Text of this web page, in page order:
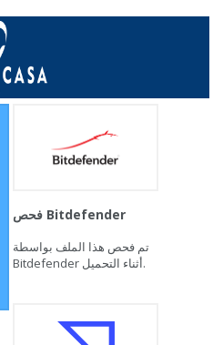
فحص Bitdefender
تم فحص هذا الملف بواسطة
Bitdefender أثناء التحميل.